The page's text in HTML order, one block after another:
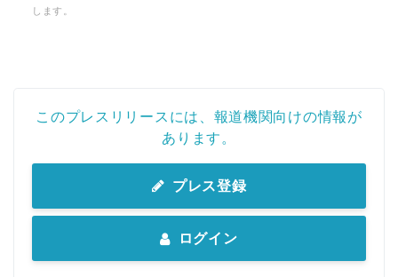
します。
このプレスリリースには、報道機関向けの情報が
あります。
プレス登録
ログイン